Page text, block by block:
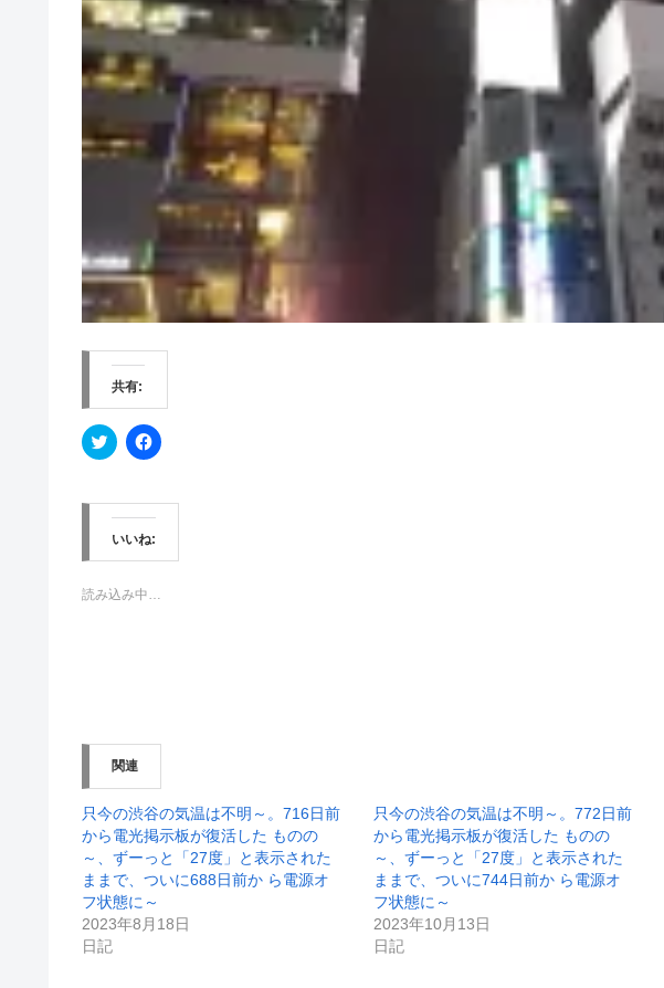
共有:
ク
リ
て
T
w
t
e
ィ
ン
ド
ウ
開
き
ま
す
F
a
o
o
k
共
す
く
い
新
し
い
ウ
ィ
ン
ド
で
いいね:
読み込み中…
関連
只今の渋谷の気温は不明～。716日前
から電光掲示板が復活した ものの
～、ずーっと「27度」と表示された
ままで、ついに688日前か ら電源オ
フ状態に～
2023年8月18日
日記
只今の渋谷の気温は不明～。772日前
から電光掲示板が復活した ものの
～、ずーっと「27度」と表示された
ままで、ついに744日前か ら電源オ
フ状態に～
2023年10月13日
日記